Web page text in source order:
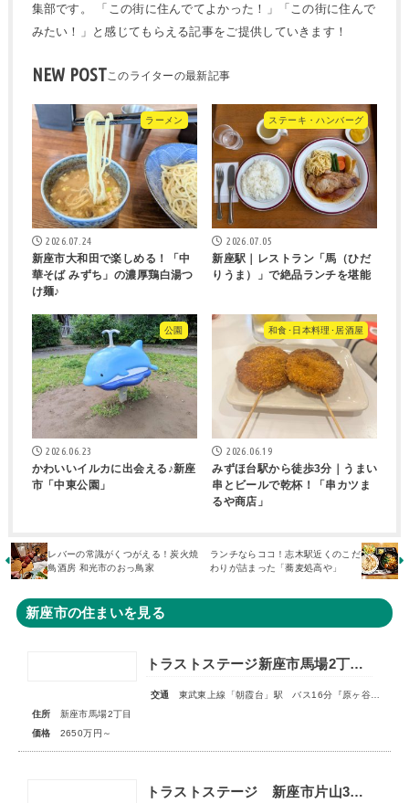
集部です。 「この街に住んでてよかった！」「この街に住んで
みたい！」と感じてもらえる記事をご提供していきます！
NEW POST
ラーメン
2026.07.24
新座市大和田で楽しめる！「中
華そば みずち」の濃厚鶏白湯つ
け麺♪
ステーキ・ハンバーグ
2026.07.05
新座駅｜レストラン「馬（ひだ
りうま）」で絶品ランチを堪能
公園
2026.06.23
かわいいイルカに出会える♪新座
市「中東公園」
和食･日本料理･居酒屋
2026.06.19
みずほ台駅から徒歩3分｜うまい
串とビールで乾杯！「串カツま
るや商店」
レバーの常識がくつがえる！炭火焼
鳥酒房 和光市のおっ鳥家
ランチならココ！志木駅近くのこだ
わりが詰まった「蕎麦処高や」
新座市の住まいを見る
トラストステージ新座市馬場2丁目6期 全4区画
交通
東武東上線「朝霞台」駅 バス16分『原ヶ谷戸』停歩2分
住所
新座市馬場2丁目
価格
2650万円～
トラストステージ 新座市片山3丁目23期 全2区画